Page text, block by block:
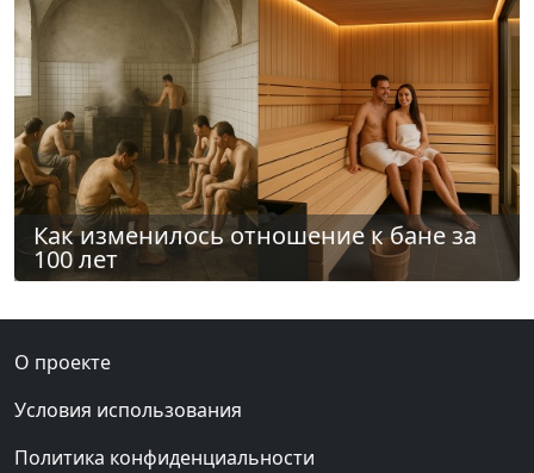
Как изменилось отношение к бане за
100 лет
О проекте
Условия использования
Политика конфиденциальности